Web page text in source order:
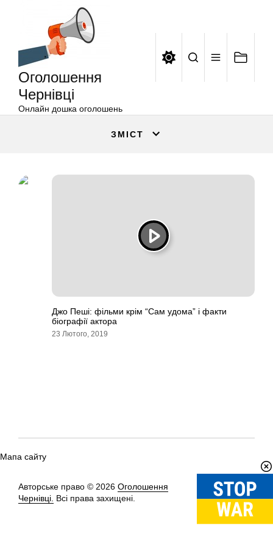
Оголошення
Чернівці
Онлайн дошка оголошень
ЗМІСТ
Джо Пеші: фільми крім “Сам удома” і факти
біографії актора
23 Лютого, 2019
Мапа сайту
Авторське право © 2026 Оголошення
Чернівці. Всі права захищені.
Вгору↑